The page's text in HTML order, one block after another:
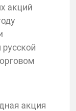
акций
акция